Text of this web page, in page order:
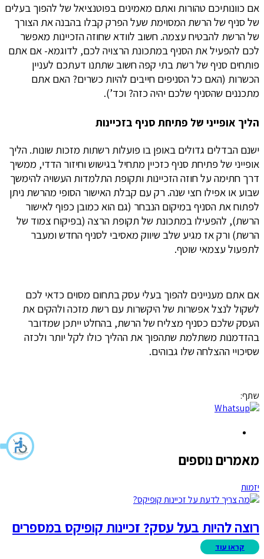
אם כוונותיכם טהורות ואתם מאמינים בפוטנציאל של להפוך בעלים
של סניף של הרשת המסוימת שעל הפרק קבלו בהבנה את הצורך
של הרשת להבטיח עצמה. חשוב לוודא שחוזה הזכיינות מאפשר
לכם להפעיל את הסניף במתכונת הרצויה לכם, לדוגמא- אם אתם
פותחים סניף של רשת בתי קפה חשוב שתתנו דעתכם לעניין
הכשרות (האם כל הסניפים חייבים להיות כשרים? האם אתם
מתכננים שהסניף שלכם יהיה כזה? וכד’).
הליך אופייני של פתיחת סניף בזכיינות
ישנם הבדלים גדולים באופן בו פועלות רשתות מזכות שונות. הליך
אופייני של פתיחת סניף כזכיין מתחיל בגישוש וחיזור הדדי, ממשיך
דרך חתימה על חוזה הזכיינות ותקופת התלמדות העשויה להימשך
שבוע או אפילו חצי שנה. רק עם קבלת האישור הסופי מהרשת ניתן
לפתוח את הסניף במיקום הנבחר (גם הוא כמובן כפוף לאישור
הרשת), להפעילו במתכונת של תקופת הרצה (בפיקוח צמוד של
הרשת) ורק אז מגיע שלב שיווק מאסיבי לסניף החדש ומעבר
לתפעול עצמאי שוטף.
אם אתם מעניינים להפוך בעלי עסק בתחום מסוים כדאי לכם
לשקול לנצל אפשרות של היקשרות עם רשת מזכה ולהקים את
העסק שלכם כסניף מצליח של הרשת, בהחלט ייתכן שמדובר
בהזדמנות משתלמת שתהפוך את ההליך כולו לקל יותר ולכזה
שסיכויי ההצלחה שלו גבוהים.
שתף:
מאמרים נוספים
יזמות
רוצה להיות בעל עסק? זכיינות קופיקס במספרים